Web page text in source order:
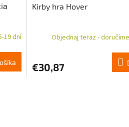
19 dní
Kirby hra Hover
Objednaj teraz -
€30,87